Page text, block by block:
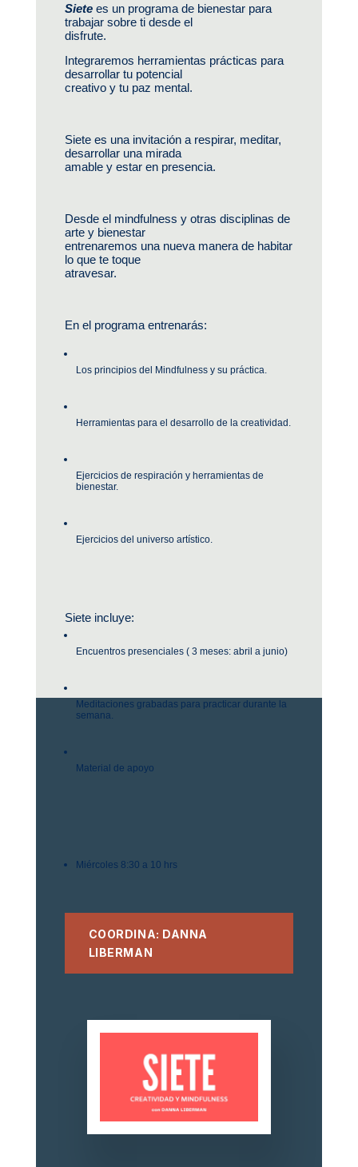
Siete es un programa de bienestar para
trabajar sobre ti desde el
disfrute.
Integraremos herramientas prácticas para
desarrollar tu potencial
creativo y tu paz mental.
Siete es una invitación a respirar, meditar,
desarrollar una mirada
amable y estar en presencia.
Desde el mindfulness y otras disciplinas de
arte y bienestar
entrenaremos una nueva manera de habitar
lo que te toque
atravesar.
En el programa entrenarás:
Los principios del Mindfulness y su práctica.
Herramientas para el desarrollo de la creatividad.
Ejercicios de respiración y herramientas de
bienestar.
Ejercicios del universo artístico.
Siete incluye:
Encuentros presenciales ( 3 meses: abril a junio)
Meditaciones grabadas para practicar durante la
semana.
Material de apoyo
Miércoles 8:30 a 10 hrs
COORDINA: DANNA
LIBERMAN